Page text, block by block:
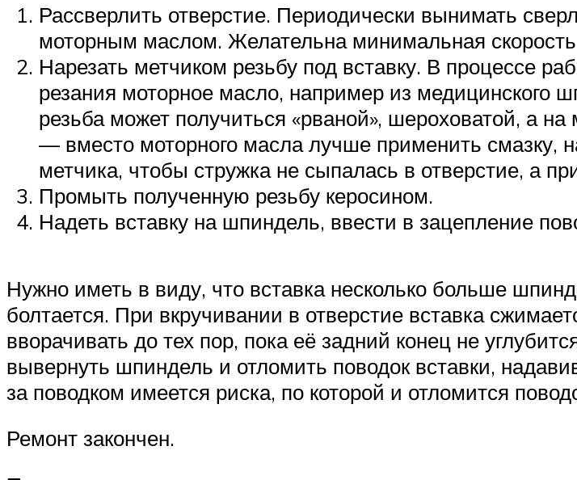
Рассверлить отверстие. Периодически вынимать
моторным маслом. Желательна минимальная
Нарезать метчиком резьбу под вставку. В процессе
резания моторное масло, например из
резьба может получиться «рваной», шероховатой, а
— вместо моторного масла лучше применить смазку,
метчика, чтобы стружка не сыпалась в отверстие, а
Промыть полученную резьбу керосином.
Надеть вставку на шпиндель, ввести в зацепление
Нужно иметь в виду, что вставка несколько больше
болтается. При вкручивании в отверстие вставка
вворачивать до тех пор, пока её задний конец не
вывернуть шпиндель и отломить поводок вставки,
за поводком имеется риска, по которой и отломится
Ремонт закончен.